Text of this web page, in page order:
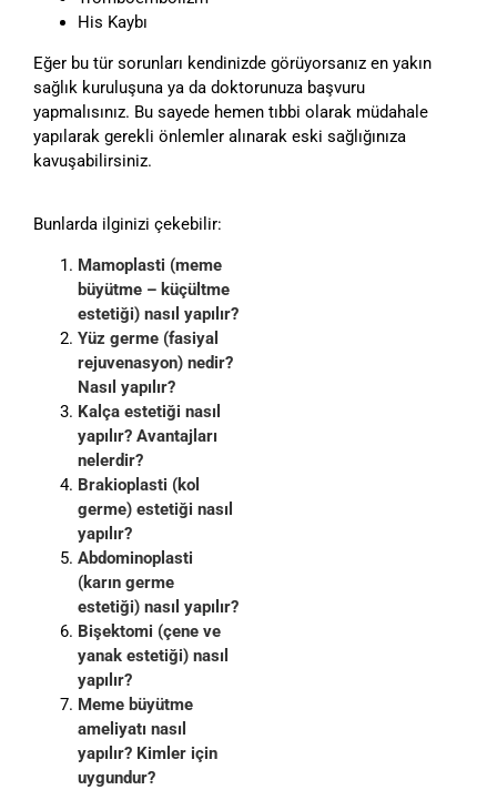
His Kaybı
Eğer bu tür sorunları kendinizde görüyorsanız en yakın
sağlık kuruluşuna ya da doktorunuza başvuru
yapmalısınız. Bu sayede hemen tıbbi olarak müdahale
yapılarak gerekli önlemler alınarak eski sağlığınıza
kavuşabilirsiniz.
Bunlarda ilginizi çekebilir:
Mamoplasti (meme
büyütme – küçültme
estetiği) nasıl yapılır?
Yüz germe (fasiyal
rejuvenasyon) nedir?
Nasıl yapılır?
Kalça estetiği nasıl
yapılır? Avantajları
nelerdir?
Brakioplasti (kol
germe) estetiği nasıl
yapılır?
Abdominoplasti
(karın germe
estetiği) nasıl yapılır?
Bişektomi (çene ve
yanak estetiği) nasıl
yapılır?
Meme büyütme
ameliyatı nasıl
yapılır? Kimler için
uygundur?